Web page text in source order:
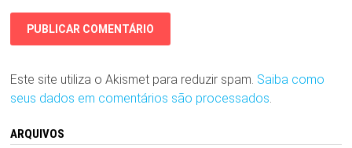
Este site utiliza o Akismet para reduzir spam. Saiba como
seus dados em comentários são processados
ARQUIVOS